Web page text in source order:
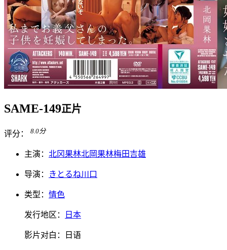
SAME-149正片
评分： 8.0分
主演： 北冈果林北岡果林梅田吉雄
导演： きとるね川口
类型： 情色
发行地区： 日本
影片对白： 日语